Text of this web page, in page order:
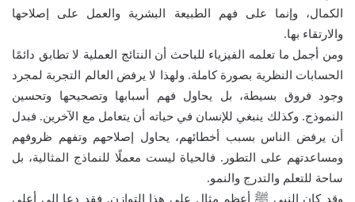
الكمال، وإنما على فهم الطبيعة البشرية والعمل على إصلاحها
والارتقاء بها.
ومن أجمل ما تعلمه الفيزياء للباحث أن النتائج العملية لا تطابق دائمًا
الحسابات النظرية بصورة كاملة. ولهذا لا يرفض العالم التجربة لمجرد
وجود فروق بسيطة، بل يحاول فهم أسبابها وتصحيحها وتحسين
النموذج. وكذلك ينبغي للإنسان في حياته أن يتعامل مع الآخرين. فبدل
أن يرفض الناس بسبب أخطائهم، يحاول إصلاحهم وتفهم ظروفهم
ومساعدتهم على التطور. فالحياة ليست معملًا للنماذج المثالية، بل
ساحة للتعلم والتدرج والنمو.
وقد كان النبي ﷺ أعظم مثال على هذا التوازن. فقد دعا إلى أعلى